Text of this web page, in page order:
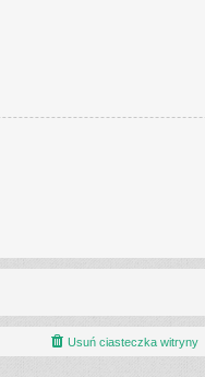
Usuń ciasteczka witryny